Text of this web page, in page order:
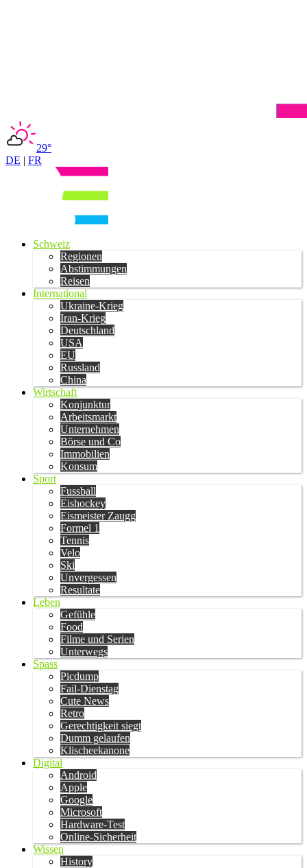
29°
DE | FR
Schweiz
Regionen
Abstimmungen
Reisen
International
Ukraine-Krieg
Iran-Krieg
Deutschland
USA
EU
Russland
China
Wirtschaft
Konjunktur
Arbeitsmarkt
Unternehmen
Börse und Co
Immobilien
Konsum
Sport
Fussball
Eishockey
Eismeister Zaugg
Formel 1
Tennis
Velo
Ski
Unvergessen
Resultate
Leben
Gefühle
Food
Filme und Serien
Unterwegs
Spass
Picdump
Fail-Dienstag
Cute News
Retro
Gerechtigkeit siegt
Dumm gelaufen
Klischeekanone
Digital
Android
Apple
Google
Microsoft
Hardware-Test
Online-Sicherheit
Wissen
History